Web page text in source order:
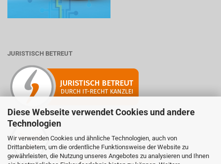
Diese Webseite verwendet Cookies und andere
Technologien
Wir verwenden Cookies und ähnliche Technologien, auch von
Drittanbietern, um die ordentliche Funktionsweise der Website zu
gewährleisten, die Nutzung unseres Angebotes zu analysieren und Ihnen
JURISTISCH BETREUT
Mitglied der Initiative "Fairness im Handel".
Informationen zur Initiative:
https://www.fairness-im-handel.de